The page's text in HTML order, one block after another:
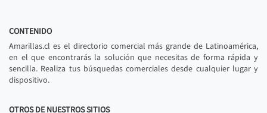
CONTENIDO
Amarillas.cl es el directorio comercial más grande de Latinoamérica,
en el que encontrarás la solución que necesitas de forma rápida y
sencilla. Realiza tus búsquedas comerciales desde cualquier lugar y
dispositivo.
OTROS DE NUESTROS SITIOS